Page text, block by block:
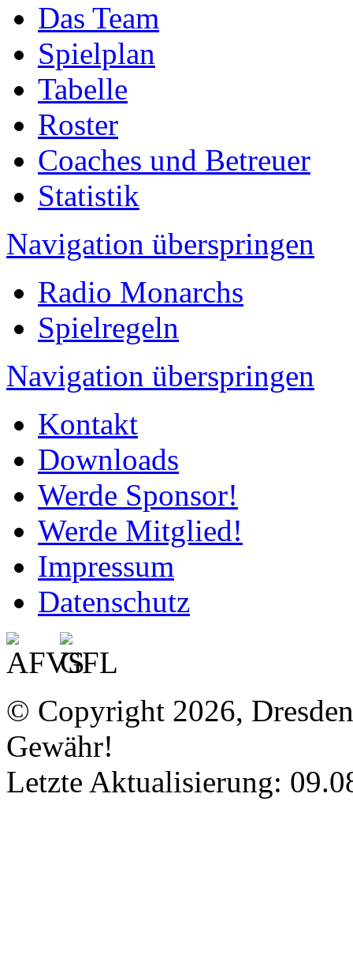
Das Team
Spielplan
Tabelle
Roster
Coaches und Betreuer
Statistik
Navigation überspringen
Radio Monarchs
Spielregeln
Navigation überspringen
Kontakt
Downloads
Werde Sponsor!
Werde Mitglied!
Impressum
Datenschutz
© Copyright 2026,
Gewähr!
Letzte Aktualisierung: